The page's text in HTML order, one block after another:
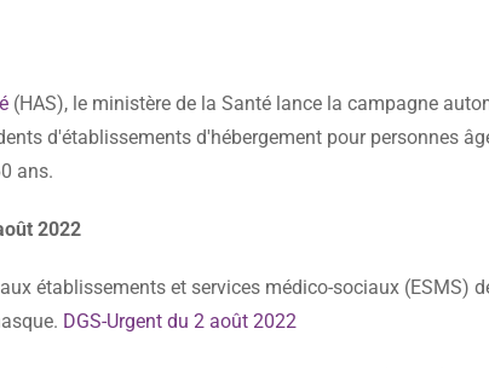
(HAS), le ministère de la Santé lance la campagne
d'établissements d'hébergement pour personnes
ans.
2022
établissements et services médico-sociaux (ESMS)
DGS-Urgent du 2 août 2022